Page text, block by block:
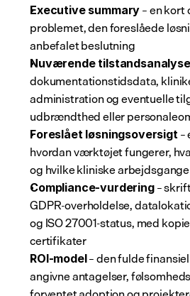
Executive summary – en kort
problemet, den foreslåede
anbefalet beslutning
Nuværende tilstandsanalyse
dokumentationstidsdata,
administration og eventuelle
udbrændthed eller
Foreslået løsningsoversigt –
hvordan værktøjet fungerer,
og hvilke kliniske
Compliance-vurdering –
GDPR-overholdelse,
og ISO 27001-status, med
certifikater
ROI-model – den fulde
angivne antagelser,